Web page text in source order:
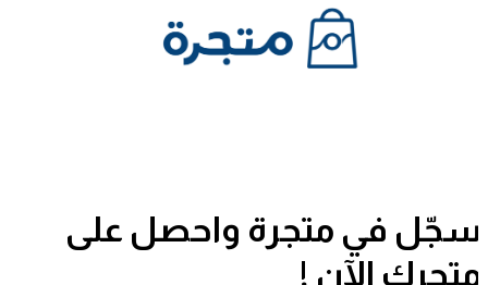
سجّل في متجرة واحصل على
متجرك الآن !